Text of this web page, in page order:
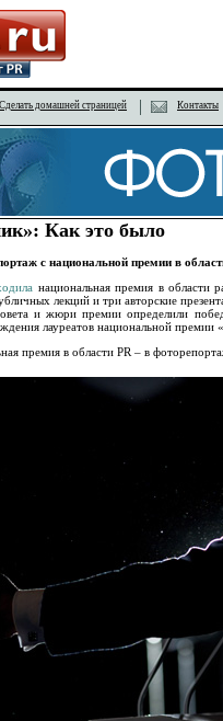
Сделать домашней страницей Контакты
Как это было
с национальной премии в
национальная премия в области
лекций и три авторские
и жюри премии определили
лауреатов национальной премии
премия в области PR – в